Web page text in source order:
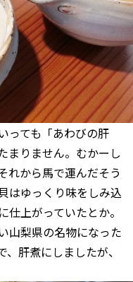
っても「あわびの肝
まりません。むかーし
れから馬で運んだそう
はゆっくり味をしみ込
上がっていたとか。
山梨県の名物になった
肝煮にしましたが、